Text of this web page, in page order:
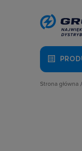
Strona główna